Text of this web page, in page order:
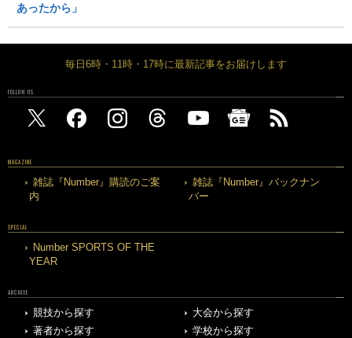
あったから」
毎日6時・11時・17時に最新記事をお届けします
FOLLOW US
MAGAZINE
雑誌『Number』購読のご案
内
雑誌『Number』バックナン
バー
SPECIAL
Number SPORTS OF THE
YEAR
ARCHIVE
競技から探す
大会から探す
著者から探す
学校から探す